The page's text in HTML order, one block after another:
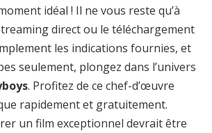
idéal ! Il ne vous reste qu’à
direct ou le téléchargement
les indications fournies, et
seulement, plongez dans l’univers
. Profitez de ce chef-d’œuvre
rapidement et gratuitement.
un film exceptionnel devrait être